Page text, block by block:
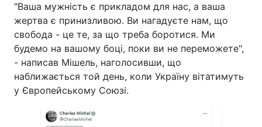
Техно і зв'язок Лайт
Зброя Інциденти
Туризм
Цікавинки
Екологія
"Ваша мужність є прикладом для нас, а ваша
жертва є принизливою. Ви нагадуєте нам, що
свобода - це те, за що треба боротися. Ми
будемо на вашому боці, поки ви не переможете",
- написав Мішель, наголосивши, що
наближається той день, коли Україну вітатимуть
у Європейському Союзі.